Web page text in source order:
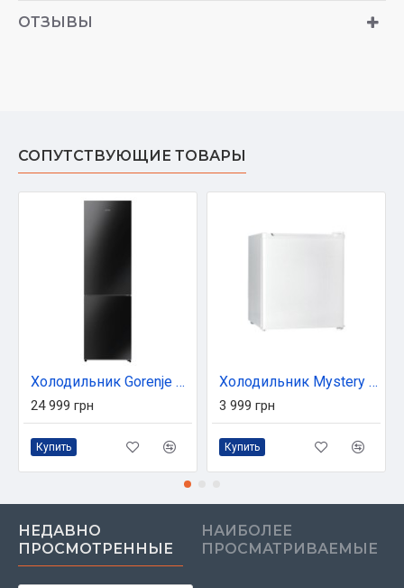
ОТЗЫВЫ
СОПУТСТВУЮЩИЕ ТОВАРЫ
Холодильник Gorenje NRK620EABG4
24 999 грн
Купить
Холодильник Mystery MRF-8050W
3 999 грн
Купить
НЕДАВНО
ПРОСМОТРЕННЫЕ
НАИБОЛЕЕ
ПРОСМАТРИВАЕМЫЕ